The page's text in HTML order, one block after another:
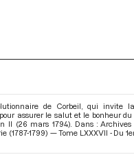
de Corbeil, qui invite
assurer le salut et le bonheur
II (26 mars 1794). Dans :
(1787-1799) — Tome LXXXVII - Du